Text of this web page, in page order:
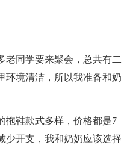
老同学要来聚会，总共有二
环境清洁，所以我准备和奶
拖鞋款式多样，价格都是7
少开支，我和奶奶应该选择